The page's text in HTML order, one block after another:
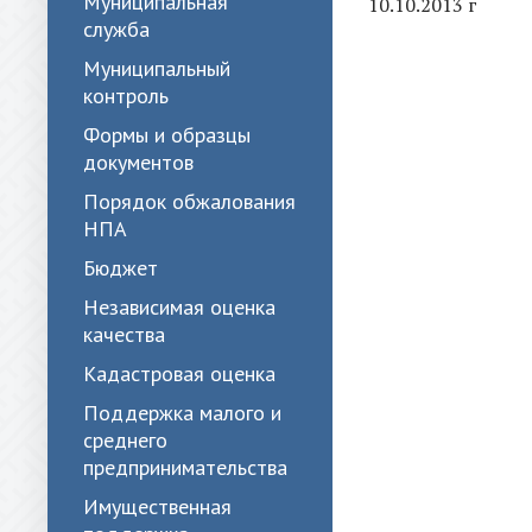
служба
Муниципальный
контроль
Формы и образцы
документов
Порядок обжалования
НПА
Бюджет
Независимая оценка
качества
Кадастровая оценка
Поддержка малого и
среднего
предпринимательства
Имущественная